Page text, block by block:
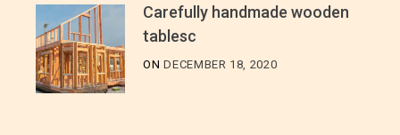
Carefully handmade wooden
tablesc
ONDECEMBER 18, 2020